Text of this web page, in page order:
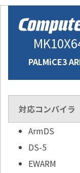
PALMiCE3
対応コンパイラ
ArmDS
DS-5
EWARM